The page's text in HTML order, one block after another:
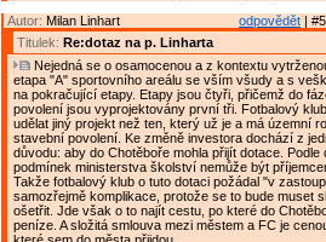
odpovědět |
Autor: Milan Linhart
Titulek: Re:dotaz na p. Linharta
Nejedná se o osamocenou a z kontextu
etapa "A" sportovního areálu se vším všudy a s
na pokračující etapy. Etapy jsou čtyři, přičemž do
povolení jsou vyprojektovány první tři. Fotbalový
udělat jiný projekt než ten, který už je a má územní
stavební povolení. Ke změně investora dochází z
důvodu: aby do Chotěboře mohla přijít dotace. Podle
podmínek ministerstva školství nemůže být
Takže fotbalový klub o tuto dotaci požádal "v
samozřejmě komplikace, protože se to bude muset
ošetřit. Jde však o to najít cestu, po které do
peníze. A složitá smlouva mezi městem a FC je